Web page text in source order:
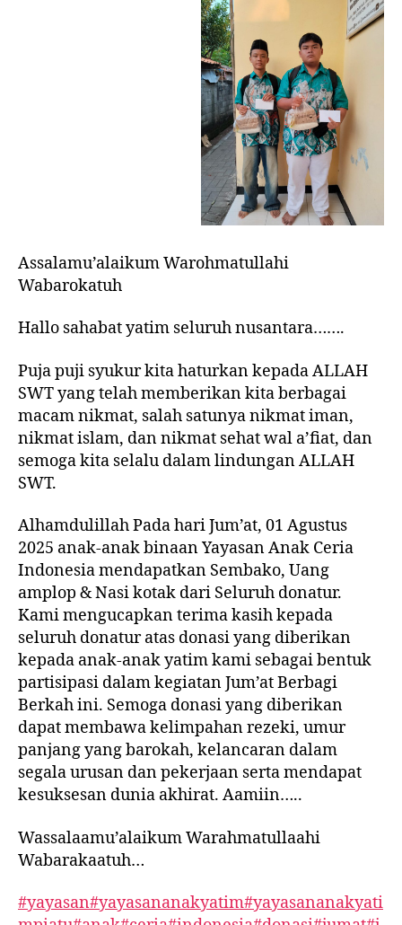
Assalamu’alaikum Warohmatullahi
Wabarokatuh
Hallo sahabat yatim seluruh nusantara…….
Puja puji syukur kita haturkan kepada ALLAH
SWT yang telah memberikan kita berbagai
macam nikmat, salah satunya nikmat iman,
nikmat islam, dan nikmat sehat wal a’fiat, dan
semoga kita selalu dalam lindungan ALLAH
SWT.
Alhamdulillah Pada hari Jum’at, 01 Agustus
2025 anak-anak binaan Yayasan Anak Ceria
Indonesia mendapatkan Sembako, Uang
amplop & Nasi kotak dari Seluruh donatur.
Kami mengucapkan terima kasih kepada
seluruh donatur atas donasi yang diberikan
kepada anak-anak yatim kami sebagai bentuk
partisipasi dalam kegiatan Jum’at Berbagi
Berkah ini. Semoga donasi yang diberikan
dapat membawa kelimpahan rezeki, umur
panjang yang barokah, kelancaran dalam
segala urusan dan pekerjaan serta mendapat
kesuksesan dunia akhirat. Aamiin…..
Wassalaamu’alaikum Warahmatullaahi
Wabarakaatuh…
#yayasan#yayasananakyatim#yayasananakyati